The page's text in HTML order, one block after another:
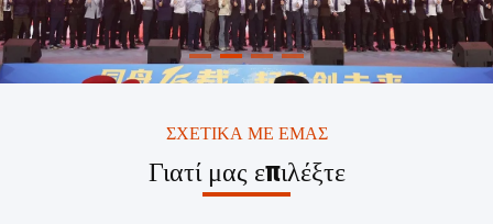
ΣΧΕΤΙΚΆ ΜΕ ΕΜΆΣ
Γιατί μας επιλέξτε